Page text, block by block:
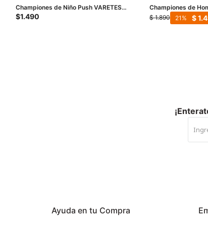
Championes de Niño Push VARETES
con materiales combinados - Blanco
$1.490
Championes de
$ 1.890 $
21
Ayuda en tu Compra